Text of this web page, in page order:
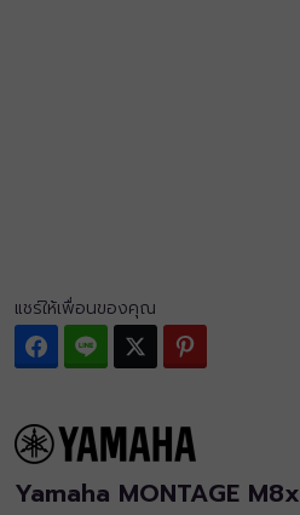
แชร์ให้เพื่อนของคุณ
Facebook
Line Twitter
Yamaha MONTAGE M8x